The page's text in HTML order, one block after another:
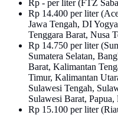
Rp - per liter (FTZ
Rp 14.400 per liter
Jawa Tengah, DI
Tenggara Barat, Nusa
Rp 14.750 per liter
Sumatera Selatan,
Barat, Kalimantan
Timur, Kalimantan
Sulawesi Tengah,
Sulawesi Barat, Papua,
Rp 15.100 per liter